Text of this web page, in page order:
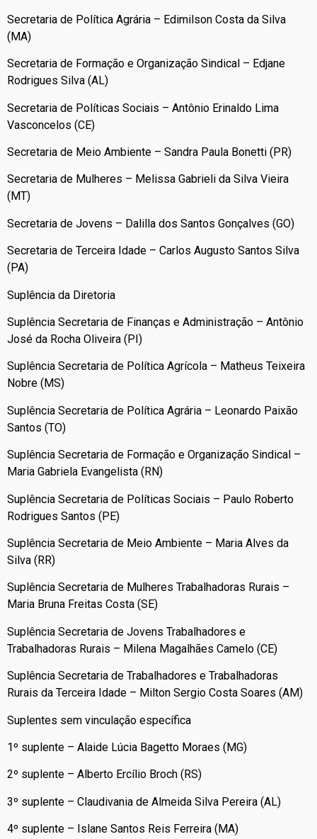
Secretaria de Política Agrária – Edimilson Costa da Silva
(MA)
Secretaria de Formação e Organização Sindical – Edjane
Rodrigues Silva (AL)
Secretaria de Políticas Sociais – Antônio Erinaldo Lima
Vasconcelos (CE)
Secretaria de Meio Ambiente – Sandra Paula Bonetti (PR)
Secretaria de Mulheres – Melissa Gabrieli da Silva Vieira
(MT)
Secretaria de Jovens – Dalilla dos Santos Gonçalves (GO)
Secretaria de Terceira Idade – Carlos Augusto Santos Silva
(PA)
Suplência da Diretoria
Suplência Secretaria de Finanças e Administração – Antônio
José da Rocha Oliveira (PI)
Suplência Secretaria de Política Agrícola – Matheus Teixeira
Nobre (MS)
Suplência Secretaria de Política Agrária – Leonardo Paixão
Santos (TO)
Suplência Secretaria de Formação e Organização Sindical –
Maria Gabriela Evangelista (RN)
Suplência Secretaria de Políticas Sociais – Paulo Roberto
Rodrigues Santos (PE)
Suplência Secretaria de Meio Ambiente – Maria Alves da
Silva (RR)
Suplência Secretaria de Mulheres Trabalhadoras Rurais –
Maria Bruna Freitas Costa (SE)
Suplência Secretaria de Jovens Trabalhadores e
Trabalhadoras Rurais – Milena Magalhães Camelo (CE)
Suplência Secretaria de Trabalhadores e Trabalhadoras
Rurais da Terceira Idade – Milton Sergio Costa Soares (AM)
Suplentes sem vinculação específica
1º suplente – Alaide Lúcia Bagetto Moraes (MG)
2º suplente – Alberto Ercílio Broch (RS)
3º suplente – Claudivania de Almeida Silva Pereira (AL)
4º suplente – Islane Santos Reis Ferreira (MA)